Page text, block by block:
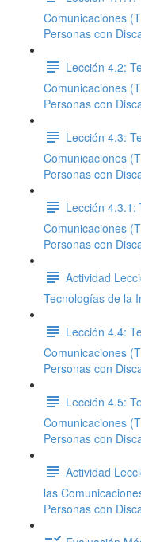
Comunicaciones
Personas con
Lección 4.2:
Comunicaciones
Personas con
Lección 4.3:
Comunicaciones
Personas con
Lección 4.3.1:
Comunicaciones
Personas con
Actividad
Tecnologías de la
Lección 4.4:
Comunicaciones
Personas con
Lección 4.5:
Comunicaciones
Personas con
Actividad
las
Personas con